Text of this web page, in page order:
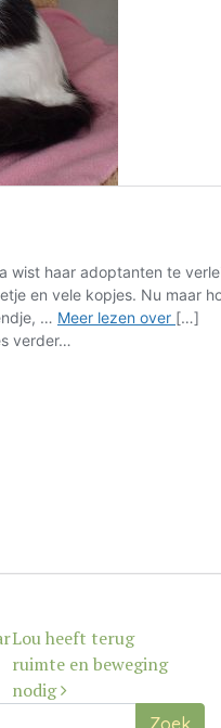
Lou heeft terug
ruimte en beweging
nodig